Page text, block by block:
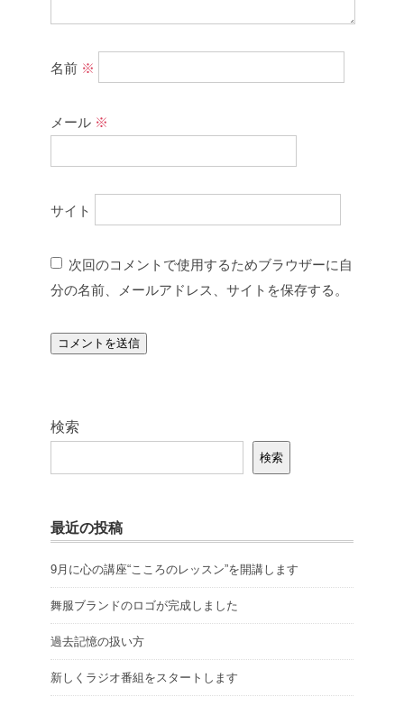
名前 ※
メール ※
サイト
次回のコメントで使用するためブラウザーに自
分の名前、メールアドレス、サイトを保存する。
検索
検索
最近の投稿
9月に心の講座“こころのレッスン”を開講します
舞服ブランドのロゴが完成しました
過去記憶の扱い方
新しくラジオ番組をスタートします